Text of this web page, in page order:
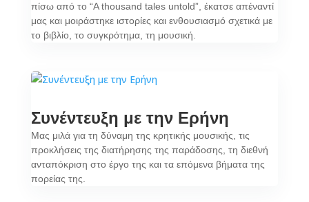
πίσω από το “A thousand tales untold”, έκατσε απέναντί
μας και μοιράστηκε ιστορίες και ενθουσιασμό σχετικά με
το βιβλίο, το συγκρότημα, τη μουσική.
Συνέντευξη με την Ερήνη
Μας μιλά για τη δύναμη της κρητικής μουσικής, τις
προκλήσεις της διατήρησης της παράδοσης, τη διεθνή
ανταπόκριση στο έργο της και τα επόμενα βήματα της
πορείας της.